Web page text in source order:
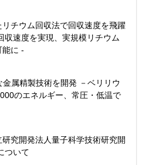
チウム回収法で回収速度を飛躍
収速度を実現、実規模リチウム
能に -
属精製技術を開発 －ベリリウ
のエネルギー、常圧・低温で
究開発法人量子科学技術研究開
ついて